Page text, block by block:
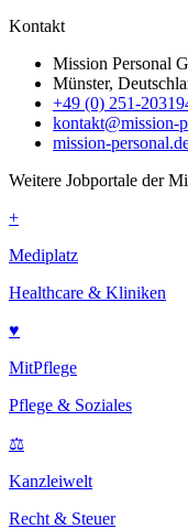
Kontakt
Mission Personal
Münster,
+49 (0) 251-
kontakt@mission-
mission-
Weitere Jobportale der
+
Mediplatz
Healthcare & Kliniken
♥
MitPflege
Pflege & Soziales
⚖
Kanzleiwelt
Recht & Steuer